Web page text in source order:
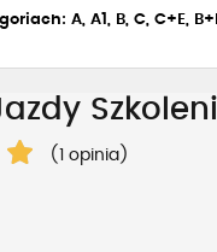
A, A1, B, C, C+E,
(1 opinia)